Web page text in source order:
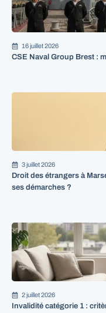
16 juillet 2026
CSE Naval Group Brest :
3 juillet 2026
Droit des étrangers à
ses démarches ?
2 juillet 2026
Invalidité catégorie 1 :